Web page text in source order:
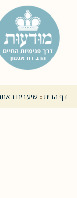
דף הבית» שיעורים